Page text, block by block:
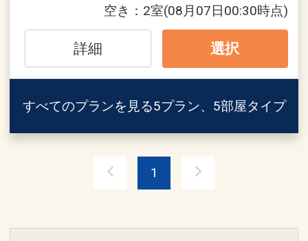
＜リラクゼーション＞
下記メニューを予約制で承っておりま
す。ご希望の場合、ご要望欄へご記入く
ださい。
・ヘッドスパ(シャンプー・スパ・ブロー
・ドライヘッドスパ：4400円／40分
分にご堪能ください。
+ … + … + … + … + … + … + … + … + … + … +
… + … +
＜ご宿泊＞
・チェックイン：15：00
※事前にチェックイン時間の確認をさせ
ていただきます。
※ルームサービスは承りかねますので、
予めご了承ください。
泊いただけます。
空き： 2室(08月07日00:30時点)
詳細 選択
すべてのプランを見る5プラン、5部屋タイプ
1